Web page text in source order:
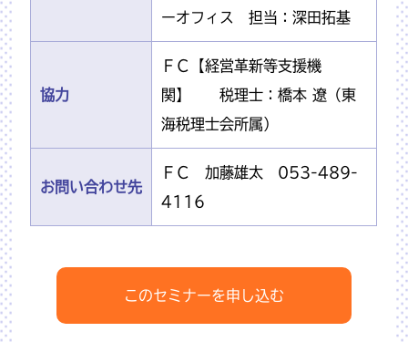
ーオフィス 担当：深田拓基
協力
ＦＣ【経営革新等支援機
関】 税理士：橋本 遼（東
海税理士会所属）
お問い合わせ先
ＦＣ 加藤雄太 053-489-
4116
このセミナーを申し込む